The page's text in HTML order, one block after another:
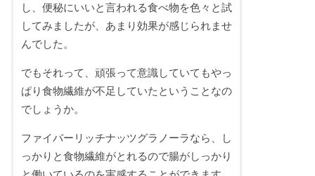
し、便秘にいいと言われる食べ物を色々と試
してみましたが、あまり効果が感じられませ
んでした。
でもそれって、頑張って意識していてもやっ
ぱり食物繊維が不足していたということなの
でしょうか。
ファイバーリッチナッツグラノーラなら、し
っかりと食物繊維がとれるので腸がしっかり